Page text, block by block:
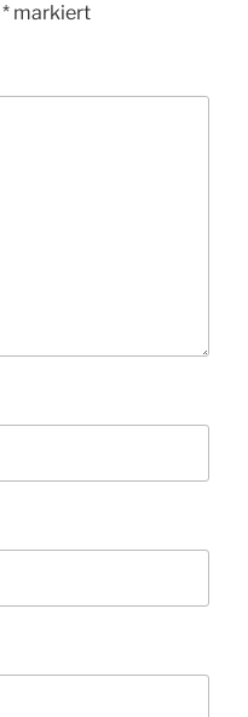
* markiert